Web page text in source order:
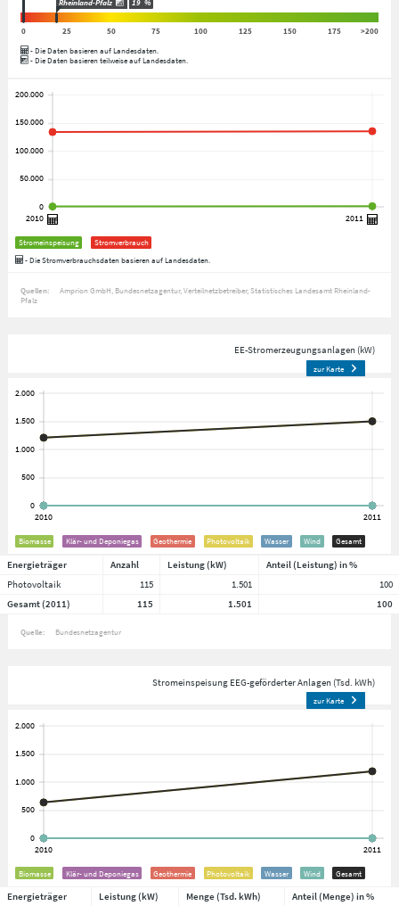
Rheinland-Pfalz 19 %
0 25 50 75 100 125 150 175
>200
- Die Daten basieren auf Landesdaten.
- Die Daten basieren teilweise auf Landesdaten.
Stromeinspeisung
Stromverbrauch
- Die Stromverbrauchsdaten basieren auf Landesdaten.
Quellen: Amprion GmbH Bundesnetzagentur Verteilnetzbetreiber Statistisches Landesamt Rheinland-
Pfalz
EE-Stromerzeugungsanlagen (kW)
zur Karte
Biomasse Klär- und Deponiegas Geothermie Photovoltaik Wasser Wind Gesamt
Energieträger Anzahl Leistung (kW)
Anteil (Leistung) in %
Photovoltaik
115 1.501
100
Gesamt (2011)
115 1.501 100
Quelle: Bundesnetzagentur
Stromeinspeisung EEG-geförderter Anlagen (Tsd. kWh)
zur Karte
Biomasse Klär- und Deponiegas Geothermie Photovoltaik Wasser Wind Gesamt
Energieträger Leistung (kW) Menge (Tsd. kWh)
Anteil (Menge) in %